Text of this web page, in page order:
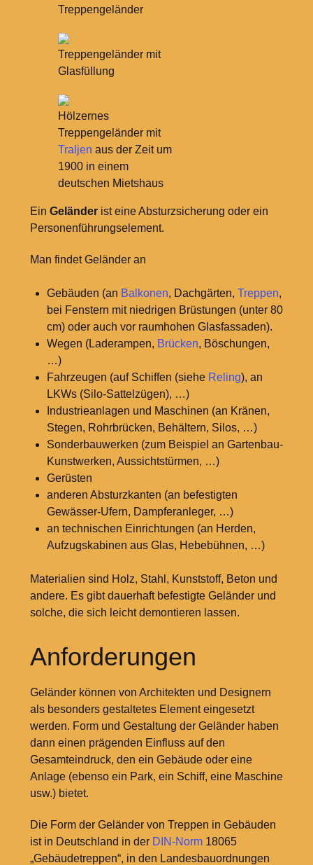
Treppengeländer
Treppengeländer mit
Glasfüllung
Hölzernes
Treppengeländer mit
Traljen aus der Zeit um
1900 in einem
deutschen Mietshaus
Ein Geländerist eine Absturzsicherung oder ein
Personenführungselement.
Man findet Geländer an
Gebäuden (an Balkonen, Dachgärten, Treppen,
bei Fenstern mit niedrigen Brüstungen (unter 80
cm) oder auch vor raumhohen Glasfassaden).
Wegen (Laderampen, Brücken, Böschungen,
…)
Fahrzeugen (auf Schiffen (siehe Reling), an
LKWs (Silo-Sattelzügen), …)
Industrieanlagen und Maschinen (an Kränen,
Stegen, Rohrbrücken, Behältern, Silos, …)
Sonderbauwerken (zum Beispiel an Gartenbau-
Kunstwerken, Aussichtstürmen, …)
Gerüsten
anderen Absturzkanten (an befestigten
Gewässer-Ufern, Dampferanleger, …)
an technischen Einrichtungen (an Herden,
Aufzugskabinen aus Glas, Hebebühnen, …)
Materialien sind Holz, Stahl, Kunststoff, Beton und
andere. Es gibt dauerhaft befestigte Geländer und
solche, die sich leicht demontieren lassen.
Anforderungen
Geländer können von Architekten und Designern
als besonders gestaltetes Element eingesetzt
werden. Form und Gestaltung der Geländer haben
dann einen prägenden Einfluss auf den
Gesamteindruck, den ein Gebäude oder eine
Anlage (ebenso ein Park, ein Schiff, eine Maschine
usw.) bietet.
Die Form der Geländer von Treppen in Gebäuden
ist in Deutschland in der DIN-Norm18065
„Gebäudetreppen“, in den Landesbauordnungen